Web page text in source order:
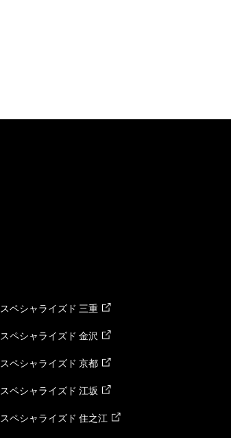
スペシャライズド 三重
スペシャライズド 金沢
スペシャライズド 京都
スペシャライズド 江坂
スペシャライズド 住之江